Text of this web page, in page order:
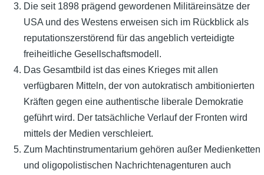
Die seit 1898 prägend gewordenen Militäreinsätze der
USA und des Westens erweisen sich im Rückblick als
reputationszerstörend für das angeblich verteidigte
freiheitliche Gesellschaftsmodell.
Das Gesamtbild ist das eines Krieges mit allen
verfügbaren Mitteln, der von autokratisch ambitionierten
Kräften gegen eine authentische liberale Demokratie
geführt wird. Der tatsächliche Verlauf der Fronten wird
mittels der Medien verschleiert.
Zum Machtinstrumentarium gehören außer Medienketten
und oligopolistischen Nachrichtenagenturen auch